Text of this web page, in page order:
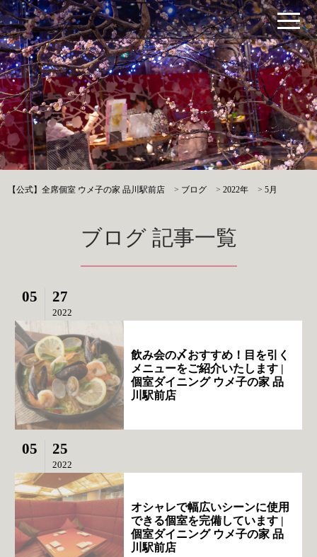
【公式】全席個室 ウメ子の家 品川駅前店 > ブログ >2022年 >5月
ブログ 記事一覧
05 27
2022
飲み会の〆おすすめ！目を引く
メニューをご紹介いたします |
個室ダイニング ウメ子の家 品
川駅前店
05 25
2022
オシャレで幅広いシーンに使用
できる個室を完備しています |
個室ダイニング ウメ子の家 品
川駅前店